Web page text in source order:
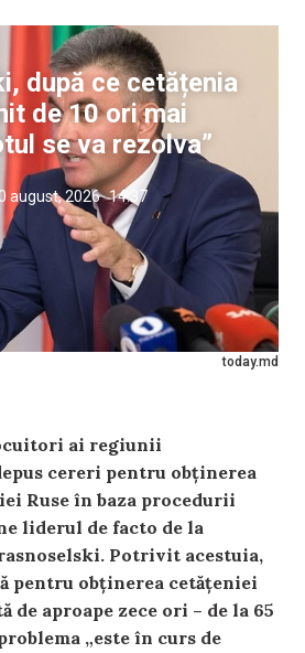
today.md
după ce cetățenia
de 10 ori mai
se va rezolva”
august, 2026 14:37
ai regiunii
cereri pentru obținerea
Ruse în baza procedurii
liderul de facto de la
Potrivit acestuia,
pentru obținerea cetățeniei
de aproape zece ori – de la 65
„este în curs de